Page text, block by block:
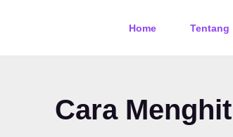
Home Tentang
Cara